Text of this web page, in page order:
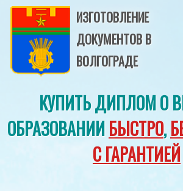
ИЗГОТОВЛЕНИЕ
ДОКУМЕНТОВ В
ВОЛГОГРАДЕ
КУПИТЬ ДИПЛОМ О
ОБРАЗОВАНИИБЫСТРО,
С ГАРАНТИЕЙ